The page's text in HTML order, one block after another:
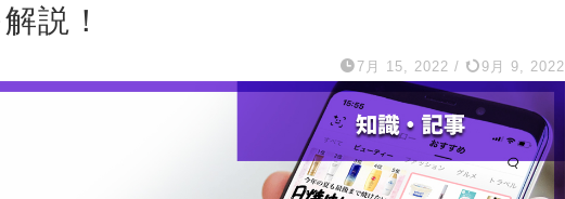
説！
7月 15, 2022 / 9月 9, 2022